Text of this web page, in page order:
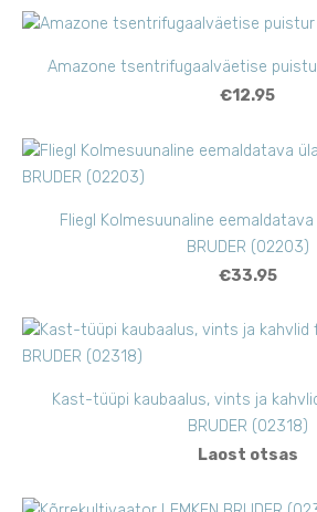
Amazone tsentrifugaalväetise
€12.95
Fliegl Kolmesuunaline
BRUDER (02203)
€33.95
Kast-tüüpi kaubaalus, vints ja
BRUDER (02318)
Laost otsas